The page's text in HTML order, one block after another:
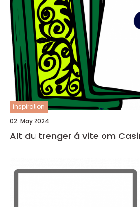
inspiration
02. May 2024
Alt du trenger å vite om